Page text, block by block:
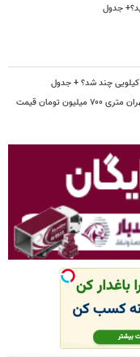
جدول
خرید آپارتمان با قیمت‌های عجیب و غریب/ این خانه در تهران متری ۷۰۰ میلیون تومان قیمت